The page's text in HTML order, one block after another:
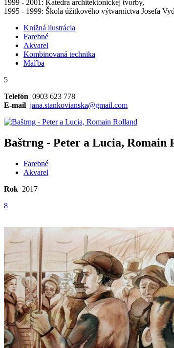
1999 - 2001: Katedra architektonickej tvorby,
1995 - 1999: Škola úžitkového výtvarníctva Josefa
Knižná ilustrácia
Farebné
Akvarel
Kombinovaná technika
Maľba
5
Telefón 0903 623 778
E-mail jana.stankovianska@gmail.com
Baštrng - Peter a Lucia, Romain
Farebné
Akvarel
Rok 2017
8